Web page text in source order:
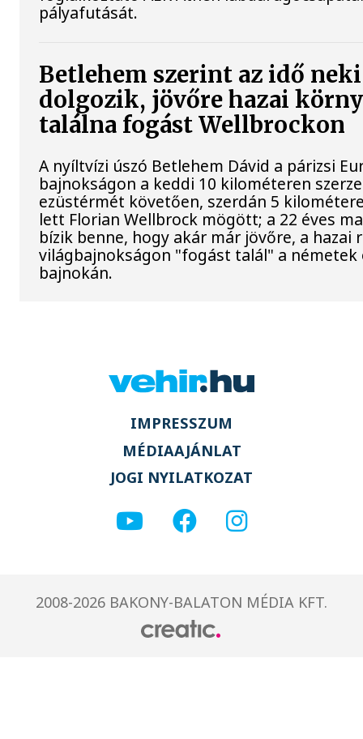
pályafutását.
Betlehem szerint az idő neki
dolgozik, jövőre hazai
találna fogást Wellbrockon
A nyíltvízi úszó Betlehem Dávid a párizsi
bajnokságon a keddi 10 kilométeren
ezüstérmét követően, szerdán 5
lett Florian Wellbrock mögött; a 22 éves
bízik benne, hogy akár már jövőre, a hazai
világbajnokságon "fogást talál" a németek
bajnokán.
IMPRESSZUM
MÉDIAAJÁNLAT
JOGI NYILATKOZAT
2008-2026 BAKONY-BALATON MÉDIA KFT.